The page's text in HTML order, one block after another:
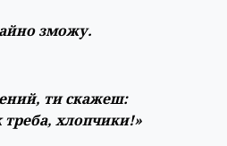
зможу.
ти скажеш:
треба, хлопчики!»